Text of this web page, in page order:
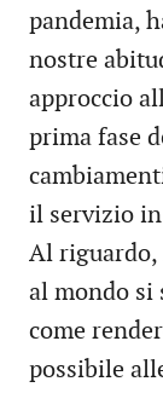
pandemia,
nostre
approccio
prima fase
il servizio
Al
al mondo si
come
possibile